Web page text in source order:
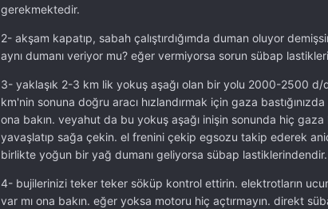
gerekmektedir.
2- akşam kapatıp, sabah çalıştırdığımda duman oluyor
aynı dumanı veriyor mu? eğer vermiyorsa sorun sübap
3- yaklaşık 2-3 km lik yokuş aşağı olan bir yolu 2000-2500
km'nin sonuna doğru aracı hızlandırmak için gaza
ona bakın. veyahut da bu yokuş aşağı inişin sonunda hiç
yavaşlatıp sağa çekin. el frenini çekip egsozu takip ederek
birlikte yoğun bir yağ dumanı geliyorsa sübap lastiklerindendir.
4- bujilerinizi teker teker söküp kontrol ettirin. elektrotların
var mı ona bakın. eğer yoksa motoru hiç açtırmayın. direkt